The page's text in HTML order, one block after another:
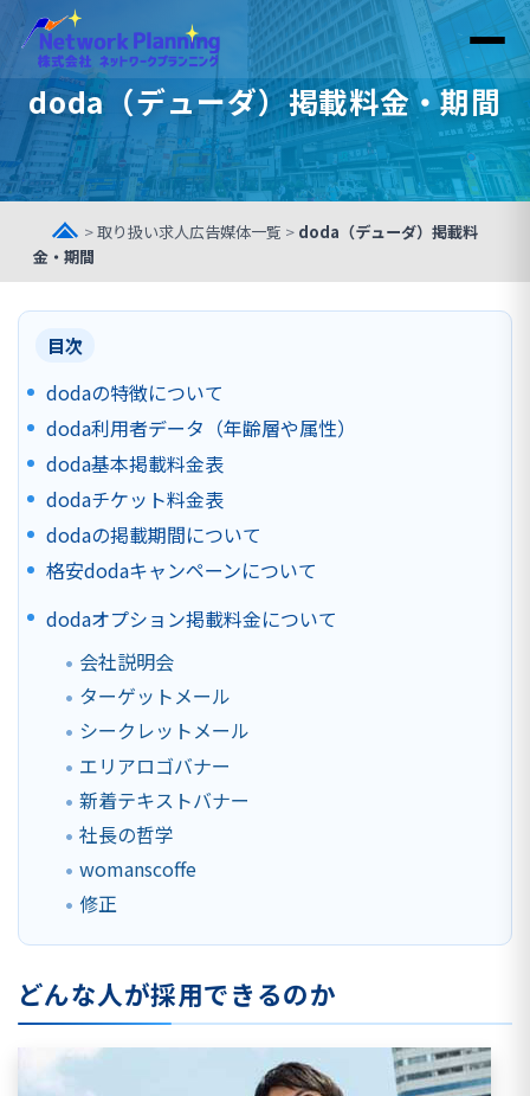
doda（デューダ）掲載料金・期間
東京の求人広告代理店
>取り扱い求人広告媒体一覧 > doda（デューダ）掲載料
金・期間
目次
dodaの特徴について
doda利用者データ（年齢層や属性）
doda基本掲載料金表
dodaチケット料金表
dodaの掲載期間について
格安dodaキャンペーンについて
dodaオプション掲載料金について
会社説明会
ターゲットメール
シークレットメール
エリアロゴバナー
新着テキストバナー
社長の哲学
womanscoffe
修正
どんな人が採用できるのか